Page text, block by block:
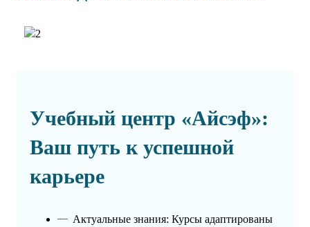
Учебный центр «Айсэф»:
Ваш путь к успешной
карьере
Актуальные знания: Курсы адаптированы